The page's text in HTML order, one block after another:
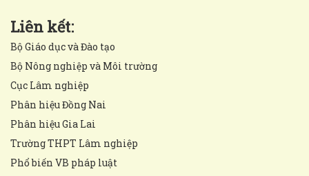
Liên kết:
Bộ Giáo dục và Đào tạo
Bộ Nông nghiệp và Môi trường
Cục Lâm nghiệp
Phân hiệu Đồng Nai
Phân hiệu Gia Lai
Trường THPT Lâm nghiệp
Phổ biến VB pháp luật